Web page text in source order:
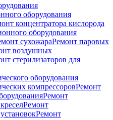
оборудования
концентратора кислорода
оборудования
сухожараРемонт паровых
воздушных
стерилизаторов для
оборудования
компрессоровРемонт
Ремонт
Ремонт
Ремонт